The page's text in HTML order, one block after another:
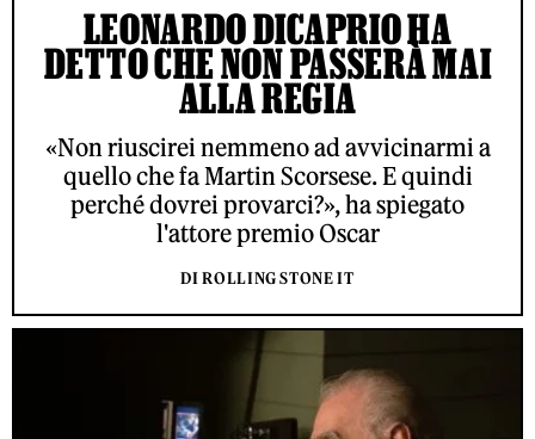
LEONARDO DICAPRIO HA
DETTO CHE NON PASSERÀ MAI
ALLA REGIA
«Non riuscirei nemmeno ad avvicinarmi a
quello che fa Martin Scorsese. E quindi
perché dovrei provarci?», ha spiegato
l'attore premio Oscar
DI ROLLING STONE IT